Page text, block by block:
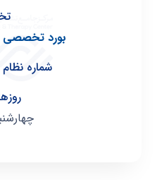
بورد تخصصی
شماره
چهارشنبه